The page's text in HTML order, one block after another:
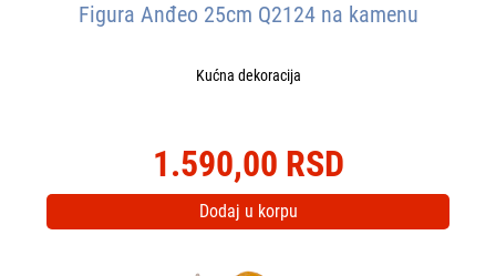
Figura Anđeo 25cm Q2124 na kamenu
Kućna dekoracija
1.590,00 RSD
Dodaj u korpu